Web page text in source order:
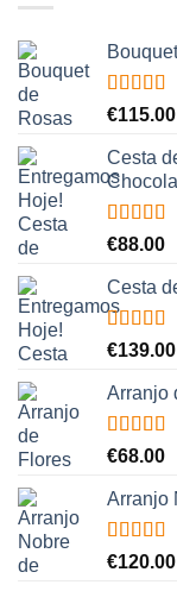
Avaliação
€115.00
Cesta
Avaliação
€88.00
Cesta
Avaliação
€139.00
Arranjo
Avaliação
€68.00
Arranjo
Avaliação
€120.00